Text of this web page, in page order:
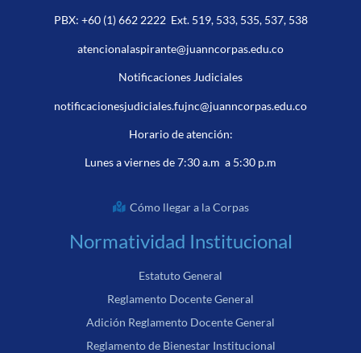
PBX: +60 (1) 662 2222Ext. 519, 533, 535, 537, 538
atencionalaspirante@juanncorpas.edu.co
Notificaciones Judiciales
notificacionesjudiciales.fujnc@juanncorpas.edu.co
Horario de atención:
Lunes a viernes de 7:30 a.m a 5:30 p.m
Cómo llegar a la Corpas
Normatividad Institucional
Estatuto General
Reglamento Docente General
Adición Reglamento Docente General
Reglamento de Bienestar Institucional